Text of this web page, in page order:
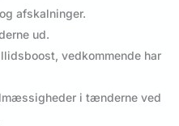
afskalninger.
ud.
vedkommende har
i tænderne ved